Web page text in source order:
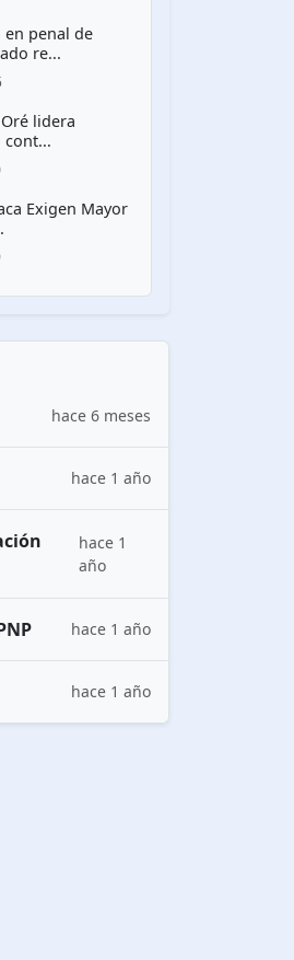
penal de
re...
lidera
cont...
Exigen Mayor
hace 6 meses
hace 1 año
hace 1
año
hace 1 año
hace 1 año